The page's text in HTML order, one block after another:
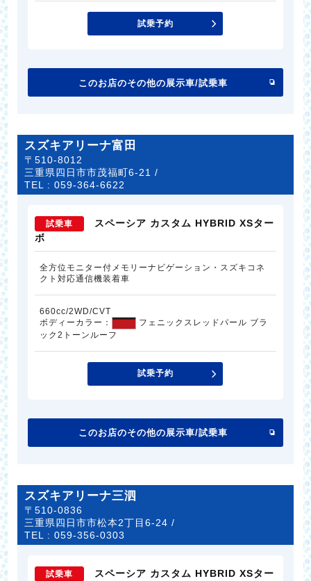
試乗予約
このお店のその他の展示車/試乗車
スズキアリーナ富田
〒510-8012
三重県四日市市茂福町6-21 /
TEL :059-364-6622
試乗車
スペーシア カスタム HYBRID XSター
ボ
全方位モニター付メモリーナビゲーション・スズキコネ
クト対応通信機装着車
660cc/2WD/CVT
ボディーカラー：
フェニックスレッドパール ブラ
ック2トーンルーフ
試乗予約
このお店のその他の展示車/試乗車
スズキアリーナ三泗
〒510-0836
三重県四日市市松本2丁目6-24 /
TEL :059-356-0303
試乗車
スペーシア カスタム HYBRID XSター